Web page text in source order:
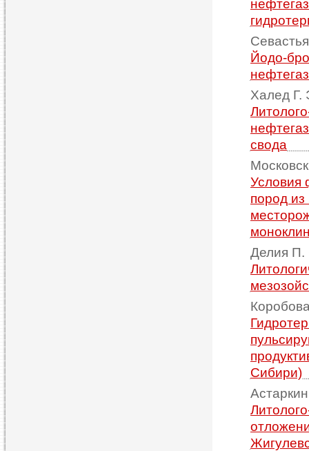
Йодо-
Халед Г.
свода
Условия
пород из
Делия П.
Сибири)